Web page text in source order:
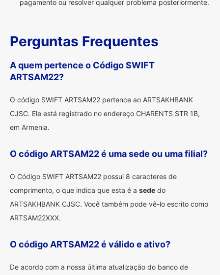
pagamento ou resolver qualquer problema posteriormente.
Perguntas Frequentes
A quem pertence o Código SWIFT
ARTSAM22?
O código SWIFT ARTSAM22 pertence ao ARTSAKHBANK
CJSC. Ele está registrado no endereço CHARENTS STR 1B,
em Armenia.
O código ARTSAM22 é uma sede ou uma filial?
O Código SWIFT ARTSAM22 possui 8 caracteres de
comprimento, o que indica que esta é a sede do
ARTSAKHBANK CJSC. Você também pode vê-lo escrito como
ARTSAM22XXX.
O código ARTSAM22 é válido e ativo?
De acordo com a nossa última atualização do banco de